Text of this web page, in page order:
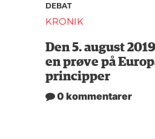
DEBAT
KRONIK
Den 5. august
en prøve på
principper
0 kommentarer